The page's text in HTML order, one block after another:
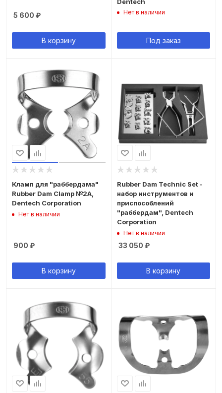
5 600 ₽
В корзину
Нет в наличии
Под заказ
Кламп для "раббердама"
Rubber Dam Clamp №2A,
Dentech Corporation
Нет в наличии
900 ₽
В корзину
Rubber Dam Technic Set -
набор инструментов и
приспособлений
"раббердам", Dentech
Corporation
Нет в наличии
33 050 ₽
В корзину